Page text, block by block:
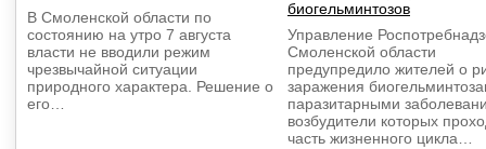
В Смоленской области по
состоянию на утро 7 августа
власти не вводили режим
чрезвычайной ситуации
природного характера. Решение о
его…
биогельминтозов
Управление
Смоленской области
предупредило жителей о
заражения
паразитарными
возбудители которых
часть жизненного цикла…